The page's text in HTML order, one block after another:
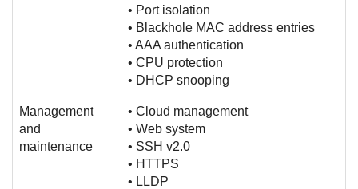
• Port isolation
• Blackhole MAC address entries
• AAA authentication
• CPU protection
• DHCP snooping
Management
and
maintenance
• Cloud management
• Web system
• SSH v2.0
• HTTPS
• LLDP